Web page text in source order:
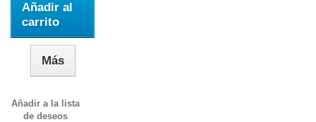
Añadir al
carrito
Más
Añadir a la lista
de deseos